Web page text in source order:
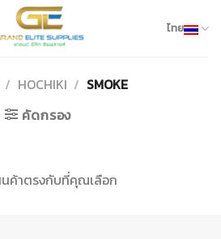
ไทย
/ HOCHIKI / SMOKE
คัดกรอง
ค้าตรงกับที่คุณเลือก